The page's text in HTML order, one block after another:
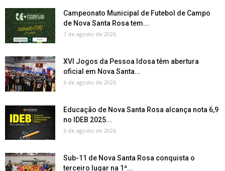
Campeonato Municipal de Futebol de Campo
de Nova Santa Rosa tem...
7 de agosto de 2026
XVI Jogos da Pessoa Idosa têm abertura
oficial em Nova Santa...
6 de agosto de 2026
Educação de Nova Santa Rosa alcança nota 6,9
no IDEB 2025...
6 de agosto de 2026
Sub-11 de Nova Santa Rosa conquista o
terceiro lugar na 1ª...